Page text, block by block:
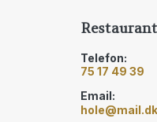
Telefon:
75 17 49 39
Email:
hole@mail.dk